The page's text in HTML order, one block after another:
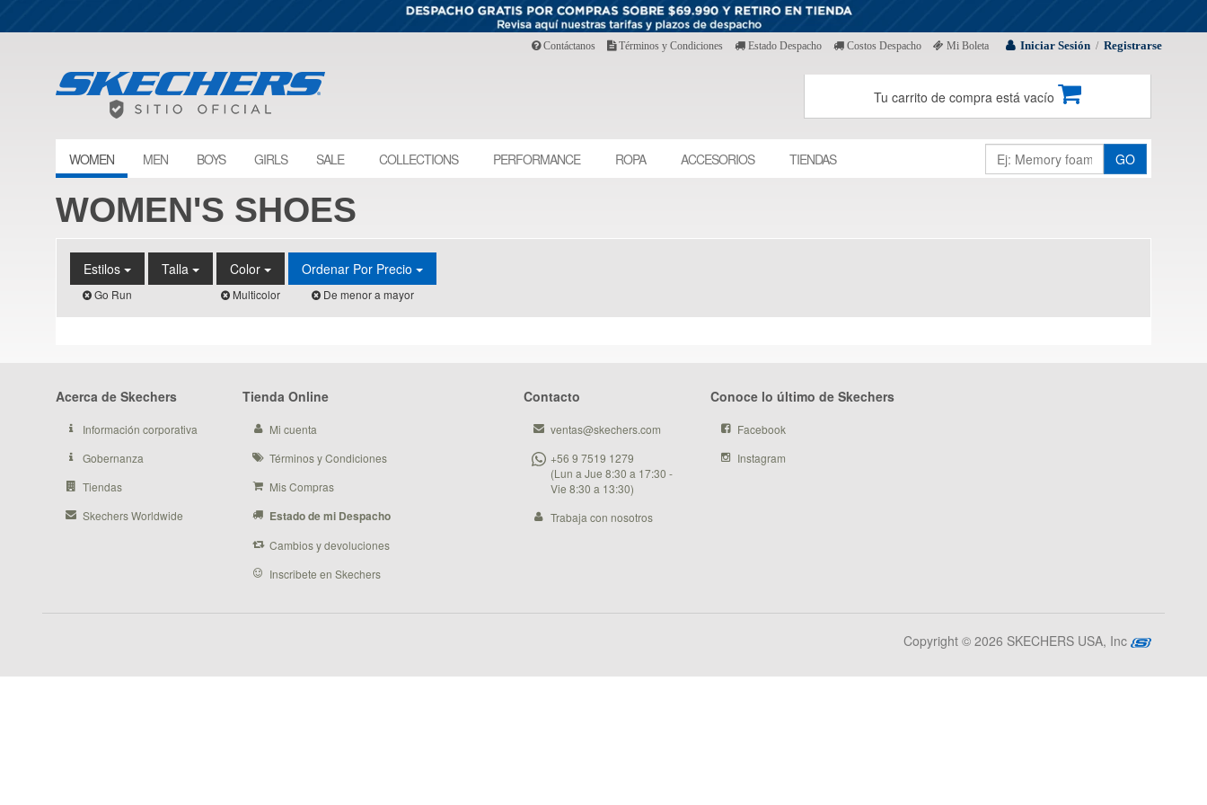
Iniciar Sesión / Registrarse
Contáctanos Términos y Condiciones Estado Despacho Costos Despacho Mi Boleta
Tu carrito de compra está vacío
WOMEN MEN BOYS GIRLS SALE COLLECTIONS PERFORMANCE ROPA ACCESORIOS TIENDAS GO
WOMEN'S SHOES
Estilos
Go Run
Talla Color
Multicolor
Ordenar Por Precio
De menor a mayor
Acerca de Skechers
Información corporativa
Gobernanza
Tiendas
Skechers Worldwide
Tienda Online
Mi cuenta
Términos y Condiciones
Mis Compras
Estado de mi Despacho
Cambios y devoluciones
Inscribete en Skechers
Contacto
ventas@skechers.com
+56 9 7519 1279
(Lun a Jue 8:30 a 17:30 -
Vie 8:30 a 13:30)
Trabaja con nosotros
Conoce lo último de Skechers
Facebook
Instagram
Copyright © 2026 SKECHERS USA, Inc